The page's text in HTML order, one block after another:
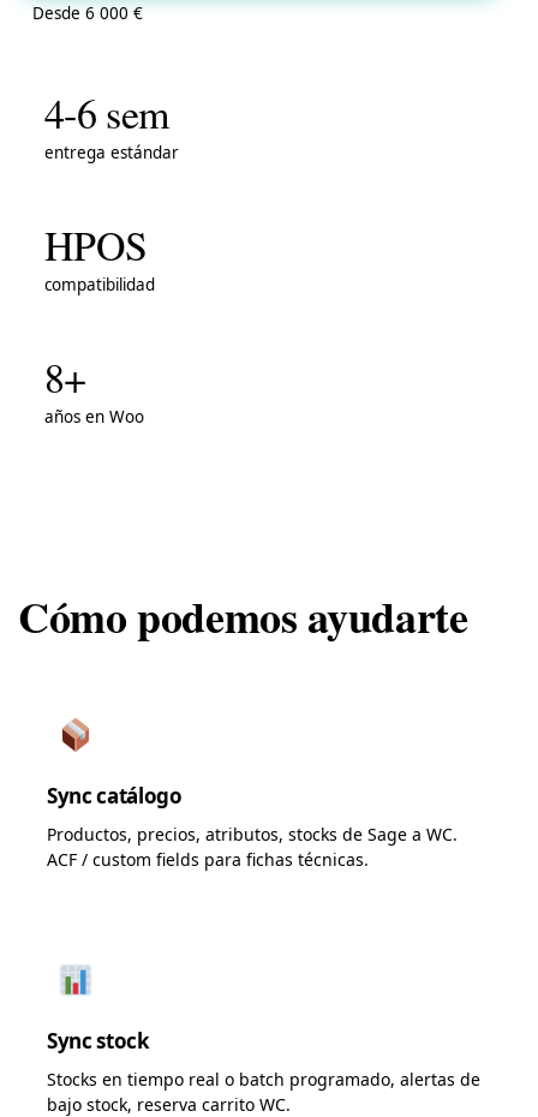
Desde 6 000 €
4-6 sem
entrega estándar
HPOS
compatibilidad
8+
años en Woo
Cómo podemos ayudarte
Sync catálogo
Productos, precios, atributos, stocks de Sage a WC.
ACF / custom fields para fichas técnicas.
Sync stock
Stocks en tiempo real o batch programado, alertas de
bajo stock, reserva carrito WC.